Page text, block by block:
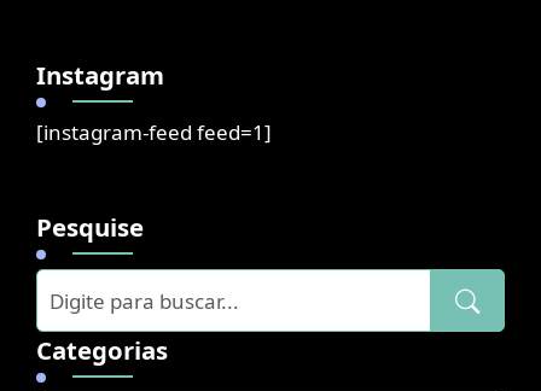
Instagram
[instagram-feed feed=1]
Pesquise
Categorias